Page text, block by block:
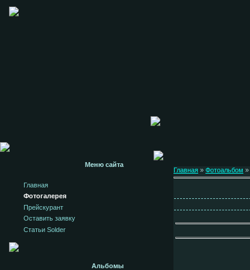
Меню сайта
Главная
Фотогалерея
Прейскурант
Оставить заявку
Статьи Solder
Альбомы
Главная » Фотоальбом »